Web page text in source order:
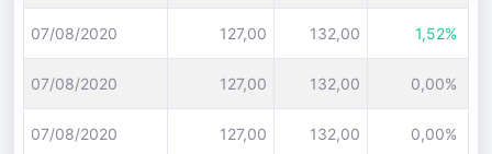
07/08/2020 127,00 132,00 1,52%
07/08/2020 127,00 132,00 0,00%
07/08/2020 127,00 132,00 0,00%